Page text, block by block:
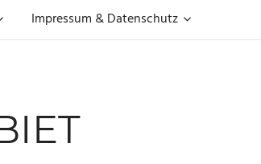
Impressum & Datenschutz